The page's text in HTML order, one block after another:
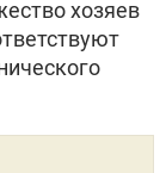
хозяев